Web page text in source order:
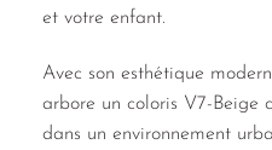
et votre enfant.
Avec son esthétique
arbore un coloris V7-Beige
dans un environnement